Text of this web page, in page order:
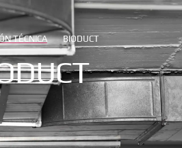
TÉCNICA BIODUCT